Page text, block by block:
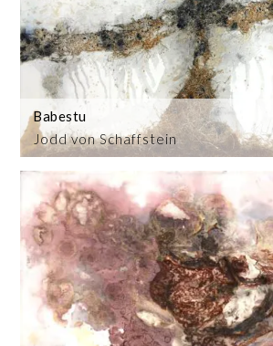
Jodd von Schaffstein
Babestu